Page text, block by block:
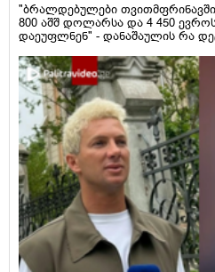
"ბრალდებულები
800 აშშ დოლარსა და 4 450
დაეუფლნენ" - დანაშაულის რა